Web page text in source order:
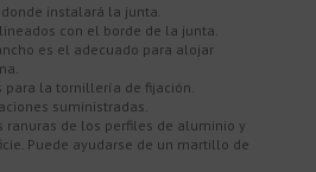
instalará la junta.
con el borde de la junta.
es el adecuado para alojar
para la tornillería de fijación.
suministradas.
ranuras de los perfiles de aluminio y
Puede ayudarse de un martillo de